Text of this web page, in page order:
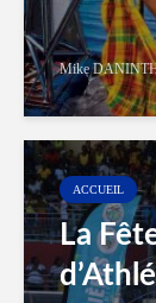
Mike
ACCUEIL
La